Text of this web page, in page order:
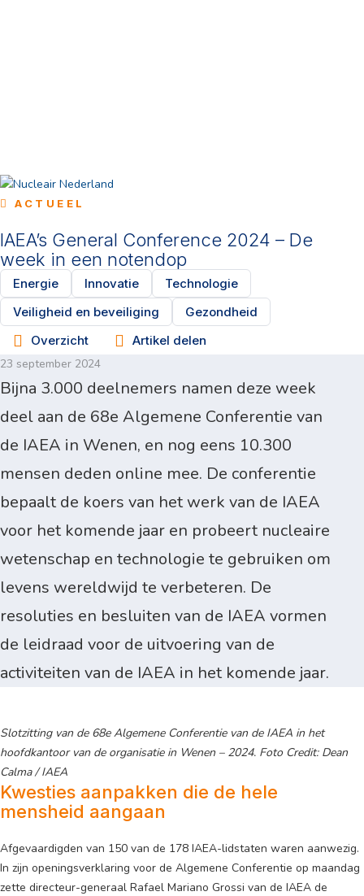
ACTUEEL
IAEA’s General Conference 2024 – De
week in een notendop
Energie Innovatie
Technologie
Veiligheid en beveiliging
Gezondheid
Overzicht
Artikel delen
23 september 2024
Bijna 3.000 deelnemers namen deze week
deel aan de 68e Algemene Conferentie van
de IAEA in Wenen, en nog eens 10.300
mensen deden online mee. De conferentie
bepaalt de koers van het werk van de IAEA
voor het komende jaar en probeert nucleaire
wetenschap en technologie te gebruiken om
levens wereldwijd te verbeteren. De
resoluties en besluiten van de IAEA vormen
de leidraad voor de uitvoering van de
activiteiten van de IAEA in het komende jaar.
Slotzitting van de 68e Algemene Conferentie van de IAEA in het
hoofdkantoor van de organisatie in Wenen – 2024. Foto Credit: Dean
Calma / IAEA
Kwesties aanpakken die de hele
mensheid aangaan
Afgevaardigden van 150 van de 178 IAEA-lidstaten waren aanwezig.
In zijn openingsverklaring voor de Algemene Conferentie op maandag
zette directeur-generaal Rafael Mariano Grossi van de IAEA de